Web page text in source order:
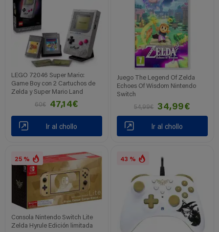
LEGO 72046 Super Mario:
Game Boy con 2 Cartuchos de
Zelda y Super Mario Land
60€
47,14€
Ir al chollo
Juego The Legend Of Zelda
Echoes Of Wisdom Nintendo
Switch
54,99€
34,99€
Ir al chollo
25 %
Consola Nintendo Switch Lite
Zelda Hyrule Edición limitada
43 %